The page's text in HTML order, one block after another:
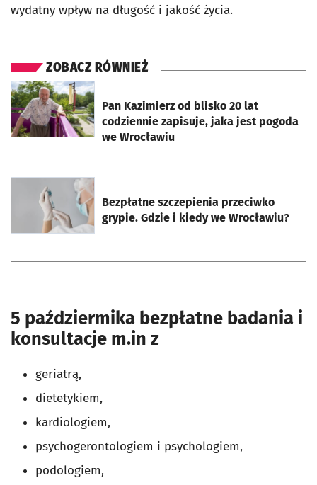
wydatny wpływ na długość i jakość życia.
ZOBACZ RÓWNIEŻ
Pan Kazimierz od blisko 20 lat
codziennie zapisuje, jaka jest pogoda
we Wrocławiu
otworzy się w nowej karcie
Bezpłatne szczepienia przeciwko
grypie. Gdzie i kiedy we Wrocławiu?
otworzy się w nowej karcie
5 paździermika bezpłatne badania i
konsultacje m.in z
geriatrą,
dietetykiem,
kardiologiem,
psychogerontologiem i psychologiem,
podologiem,